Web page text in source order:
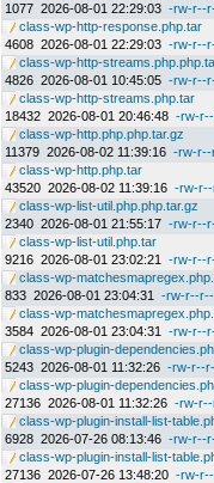
1077 2026-08-01 22:29:03 -rw-r--
class-wp-http-response.php.tar
4608 2026-08-01 22:29:03 -rw-r--
class-wp-http-
4826 2026-08-01 10:45:05 -rw-r--
class-wp-http-streams.php.tar
18432 2026-08-01 20:46:48 -rw-
class-wp-http.php.php.tar.gz
11379 2026-08-02 11:39:16 -rw-r--
class-wp-http.php.tar
43520 2026-08-02 11:39:16 -rw-
class-wp-list-util.php.php.tar.gz
2340 2026-08-01 21:55:17 -rw-r--
class-wp-list-util.php.tar
9216 2026-08-01 23:02:21 -rw-r--
class-wp-
833 2026-08-01 23:04:31 -rw-r--r--
class-wp-
3584 2026-08-01 23:04:31 -rw-r--
class-wp-plugin-
5243 2026-08-01 11:32:26 -rw-r--
class-wp-plugin-
27136 2026-08-01 11:32:26 -rw-
class-wp-plugin-install-list-
6928 2026-07-26 08:13:46 -rw-r--
class-wp-plugin-install-list-
27136 2026-07-26 13:48:20 -rw-